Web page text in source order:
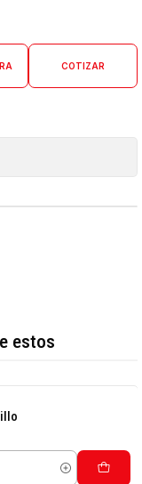
COTIZAR
estos